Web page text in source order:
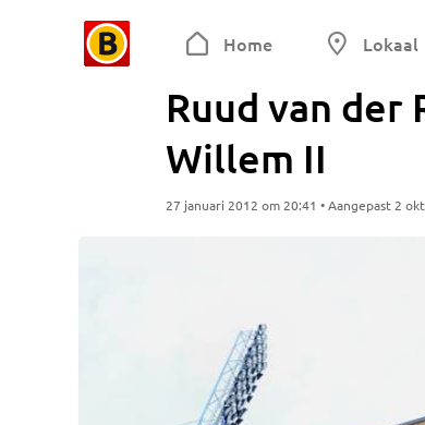
Home Lokaal
Ruud van der
Willem II
27 januari 2012 om 20:41 • Aangepast 2